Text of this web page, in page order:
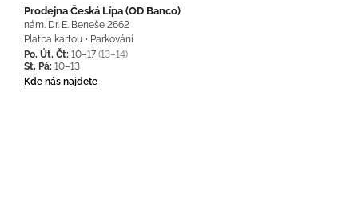
Prodejna Česká Lípa (OD Banco)
nám. Dr. E. Beneše 2662
Platba kartou • Parkování
Po, Út, Čt: 10–17 (13–14)
St, Pá: 10–13
Kde nás najdete